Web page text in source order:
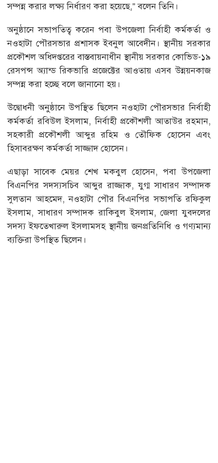
সম্পন্ন করার লক্ষ্য নির্ধারণ করা হয়েছে,” বলেন তিনি।
অনুষ্ঠানে সভাপতিত্ব করেন পবা উপজেলা নির্বাহী কর্মকর্তা ও
নওহাটা পৌরসভার প্রশাসক ইবনুল আবেদীন। স্থানীয় সরকার
প্রকৌশল অধিদপ্তরের বাস্তবায়নাধীন স্থানীয় সরকার কোভিড-১৯
রেসপন্স অ্যান্ড রিকভারি প্রজেক্টের আওতায় এসব উন্নয়নকাজ
সম্পন্ন করা হচ্ছে বলে জানানো হয়।
উদ্বোধনী অনুষ্ঠানে উপস্থিত ছিলেন নওহাটা পৌরসভার নির্বাহী
কর্মকর্তা রবিউল ইসলাম, নির্বাহী প্রকৌশলী আতাউর রহমান,
সহকারী প্রকৌশলী আব্দুর রহিম ও তৌফিক হোসেন এবং
হিসাবরক্ষণ কর্মকর্তা সাজ্জাদ হোসেন।
এছাড়া সাবেক মেয়র শেখ মকবুল হোসেন, পবা উপজেলা
বিএনপির সদস্যসচিব আব্দুর রাজ্জাক, যুগ্ম সাধারণ সম্পাদক
সুলতান আহমেদ, নওহাটা পৌর বিএনপির সভাপতি রফিকুল
ইসলাম, সাধারণ সম্পাদক রাকিবুল ইসলাম, জেলা যুবদলের
সদস্য ইফতেখারুল ইসলামসহ স্থানীয় জনপ্রতিনিধি ও গণ্যমান্য
ব্যক্তিরা উপস্থিত ছিলেন।